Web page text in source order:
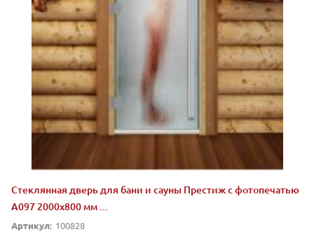
Стеклянная дверь для бани и сауны Престиж с фотопечатью
А097 2000x800 мм ...
Артикул: 100828